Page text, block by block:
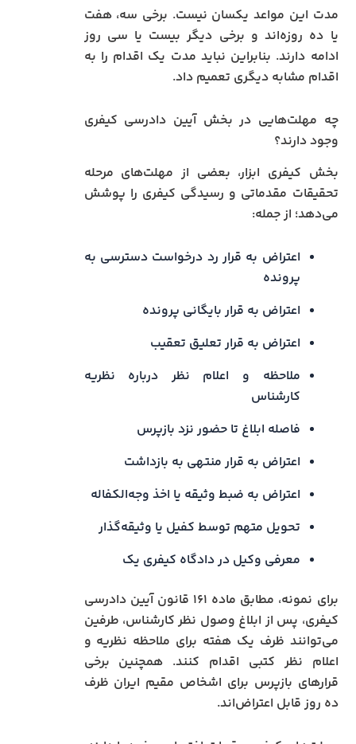
مدت این مواعد یکسان نیست. برخی سه، هفت
یا ده روزه‌اند و برخی دیگر بیست یا سی روز
ادامه دارند. بنابراین نباید مدت یک اقدام را به
اقدام مشابه دیگری تعمیم داد.
چه مهلت‌هایی در بخش آیین دادرسی کیفری
وجود دارند؟
بخش کیفری ابزار، بعضی از مهلت‌های مرحله
تحقیقات مقدماتی و رسیدگی کیفری را پوشش
می‌دهد؛ از جمله:
اعتراض به قرار رد درخواست دسترسی به
پرونده
اعتراض به قرار بایگانی پرونده
اعتراض به قرار تعلیق تعقیب
ملاحظه و اعلام نظر درباره نظریه
کارشناس
فاصله ابلاغ تا حضور نزد بازپرس
اعتراض به قرار منتهی به بازداشت
اعتراض به ضبط وثیقه یا اخذ وجه‌الکفاله
تحویل متهم توسط کفیل یا وثیقه‌گذار
معرفی وکیل در دادگاه کیفری یک
برای نمونه، مطابق ماده ۱۶۱ قانون آیین دادرسی
کیفری، پس از ابلاغ وصول نظر کارشناس، طرفین
می‌توانند ظرف یک هفته برای ملاحظه نظریه و
اعلام نظر کتبی اقدام کنند. همچنین برخی
قرارهای بازپرس برای اشخاص مقیم ایران ظرف
ده روز قابل اعتراض‌اند.